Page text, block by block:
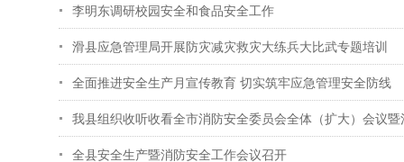
李明东调研校园安全和食品安全工作
滑县应急管理局开展防灾减灾救灾大练兵大比武专题培训
全面推进安全生产月宣传教育 切实筑牢应急管理安全防线
我县组织收听收看全市消防安全委员会全体（扩大）会议
全县安全生产暨消防安全工作会议召开